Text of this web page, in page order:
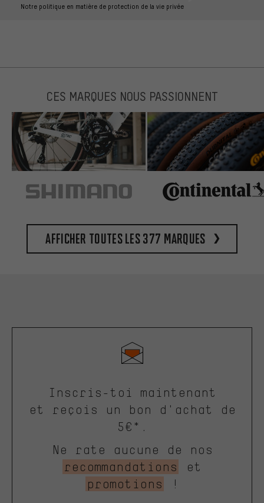
Notre politique en matière de protection de la vie privée
CES MARQUES NOUS PASSIONNENT
Afficher toutes les 377 marques
Inscris-toi maintenant
et reçois un bon d'achat de
5€*.
Ne rate aucune de nos
recommandations
et
promotions
!